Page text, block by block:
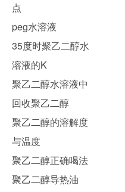
点
peg水溶液
35度时聚乙二醇水
溶液的K
聚乙二醇水溶液中
回收聚乙二醇
聚乙二醇的溶解度
与温度
聚乙二醇正确喝法
聚乙二醇导热油